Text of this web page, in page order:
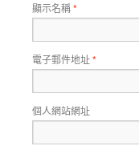
顯示名稱*
電子郵件地址*
個人網站網址